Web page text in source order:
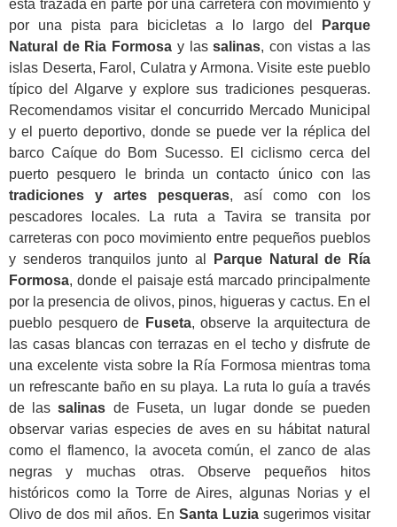
está trazada en parte por una carretera con movimiento y
por una pista para bicicletas a lo largo del
Parque
Natural de Ria Formosa y lassalinas, con vistas a las
islas Deserta, Farol, Culatra y Armona. Visite este pueblo
típico del Algarve y explore sus tradiciones pesqueras.
Recomendamos visitar el concurrido Mercado Municipal
y el puerto deportivo, donde se puede ver la réplica del
barco Caíque do Bom Sucesso. El ciclismo cerca del
puerto pesquero le brinda un contacto único con las
tradiciones y artes pesqueras, así como con los
pescadores locales. La ruta a Tavira se transita por
carreteras con poco movimiento entre pequeños pueblos
y senderos tranquilos junto al
Parque Natural de Ría
Formosa, donde el paisaje está marcado principalmente
por la presencia de olivos, pinos, higueras y cactus. En el
pueblo pesquero de Fuseta, observe la arquitectura de
las casas blancas con terrazas en el techo y disfrute de
una excelente vista sobre la Ría Formosa mientras toma
un refrescante baño en su playa. La ruta lo guía a través
de lassalinas de Fuseta, un lugar donde se pueden
observar varias especies de aves en su hábitat natural
como el flamenco, la avoceta común, el zanco de alas
negras y muchas otras. Observe pequeños hitos
históricos como la Torre de Aires, algunas Norias y el
Olivo de dos mil años. En Santa Luziasugerimos visitar